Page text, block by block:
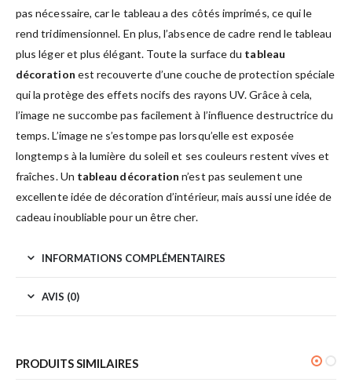
pas nécessaire, car le tableau a des côtés imprimés, ce qui le
rend tridimensionnel. En plus, l’absence de cadre rend le tableau
plus léger et plus élégant. Toute la surface du tableau
décoration est recouverte d’une couche de protection spéciale
qui la protège des effets nocifs des rayons UV. Grâce à cela,
l’image ne succombe pas facilement à l’influence destructrice du
temps. L’image ne s’estompe pas lorsqu’elle est exposée
longtemps à la lumière du soleil et ses couleurs restent vives et
fraîches. Un tableau décoration n’est pas seulement une
excellente idée de décoration d’intérieur, mais aussi une idée de
cadeau inoubliable pour un être cher.
INFORMATIONS COMPLÉMENTAIRES
AVIS (0)
PRODUITS SIMILAIRES